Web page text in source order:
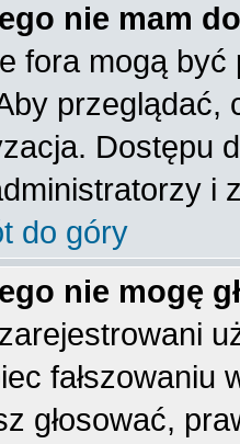
nie mam
fora mogą
przeglądać,
Dostępu
i
do góry
nie mogę
fałszowaniu
głosować,